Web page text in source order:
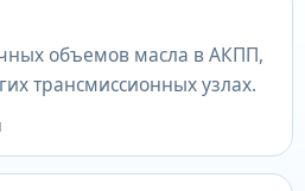
объемов масла в АКПП,
трансмиссионных узлах.